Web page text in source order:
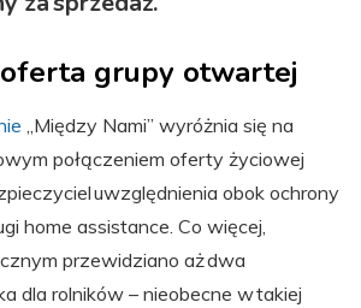
grupy otwartej
„Między Nami” wyróżnia się na
połączeniem oferty życiowej
uwzględnienia obok ochrony
home assistance. Co więcej,
przewidziano aż dwa
dla rolników – nieobecne w takiej